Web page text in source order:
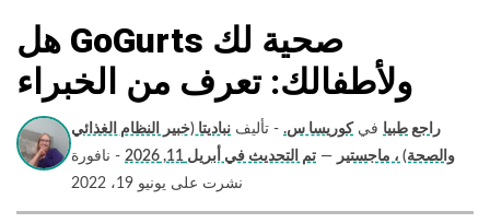
هل GoGurts صحية لك
ولأطفالك: تعرف من الخبراء
راجع طبيا في كوريسا س. - تأليف نباديتا (خبير النظام الغذائي
والصحة) ، ماجستير — تم التحديث في أبريل 11, 2026
- نافورة
نشرت على يونيو 19، 2022